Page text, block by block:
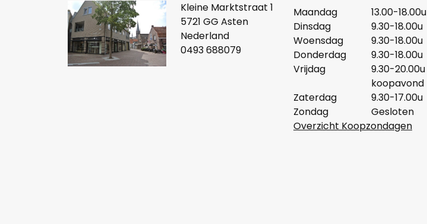
Kleine Marktstraat 1
5721 GG Asten
Nederland
0493 688079
Maandag
13.00-18.00u
Dinsdag
9.30-18.00u
Woensdag
9.30-18.00u
Donderdag
9.30-18.00u
Vrijdag
9.30-20.00u
koopavond
Zaterdag
9.30-17.00u
Zondag
Gesloten
Overzicht Koopzondagen